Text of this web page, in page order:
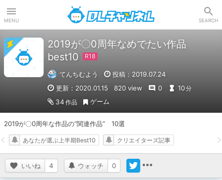
MENU SEARCH
2019が〇0周年なめでたい作品
best10
てんちむよう
投稿：2019.07.24
更新：2020.01.15
820 view 0 10分
34 作品 ゲーム
2019が〇0周年な作品の“関連作品”　10選
いいね 4 ウォッチ 0
あなたが選ぶ上半期Best10 クリエイターズ記事